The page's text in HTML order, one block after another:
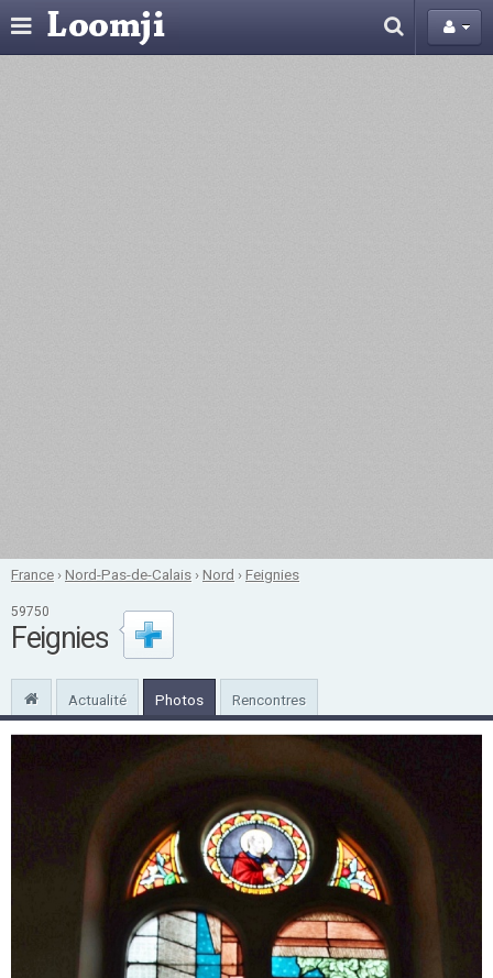
France ›Nord-Pas-de-Calais ›Nord ›Feignies
59750
Feignies
Actualité Photos Rencontres